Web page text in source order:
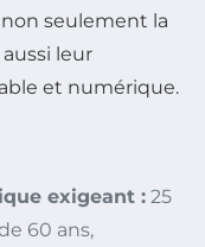
seulement la
leur
et numérique.
exigeant : 25
60 ans,